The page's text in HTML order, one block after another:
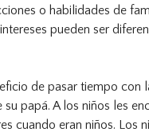
o habilidades de
pueden ser
de pasar tiempo con
papá. A los niños les
cuando eran niños. Los